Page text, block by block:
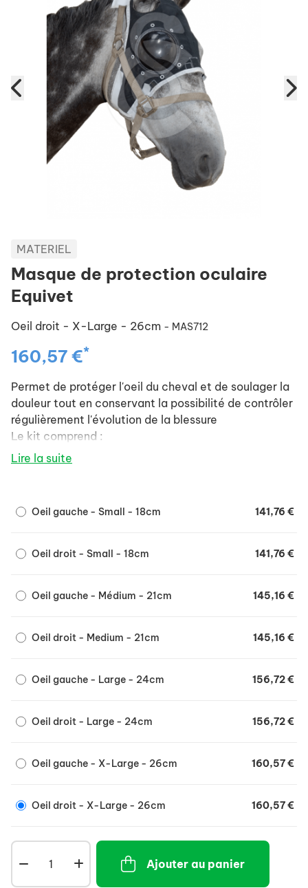
MATERIEL
Masque de protection oculaire
Equivet
Oeil droit - X-Large - 26cm - MAS712
160,57 €*
Permet de protéger l'oeil du cheval et de soulager la
douleur tout en conservant la possibilité de contrôler
régulièrement l'évolution de la blessure
Le kit comprend :
- Masque avec coque de protection droite ou gauche
l'oeil.
- Coque de protection ventilée.
S : 18cm
L : 24cm
Lire la suite
Oeil gauche - Small - 18cm 141,76 €
Oeil droit - Small - 18cm 141,76 €
Oeil gauche - Médium - 21cm 145,16 €
Oeil droit - Medium - 21cm 145,16 €
Oeil gauche - Large - 24cm 156,72 €
Oeil droit - Large - 24cm 156,72 €
Oeil gauche - X-Large - 26cm 160,57 €
Oeil droit - X-Large - 26cm 160,57 €
Ajouter au panier